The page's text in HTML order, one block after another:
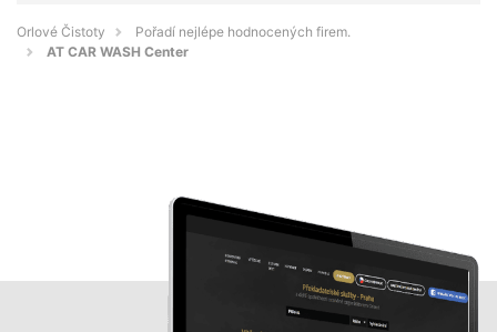
Orlové Čistoty
Pořadí nejlépe hodnocených firem.
AT CAR WASH Center